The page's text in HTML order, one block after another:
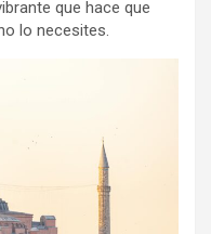
que hace que
lo necesites.